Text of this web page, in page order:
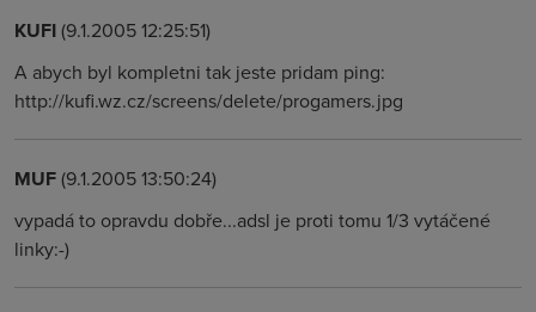
KUFI(9.1.2005 12:25:51)
A abych byl kompletni tak jeste pridam ping:
http://kufi.wz.cz/screens/delete/progamers.jpg
MUF(9.1.2005 13:50:24)
vypadá to opravdu dobře...adsl je proti tomu 1/3 vytáčené
linky:-)